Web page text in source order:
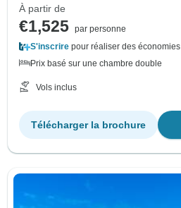
À partir de
€1,525 par personne
S'inscrire pour réaliser des économies
Prix basé sur une chambre double
Vols inclus
Télécharger la brochure